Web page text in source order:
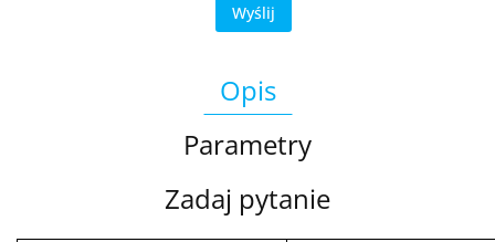
Wyślij
Opis
Parametry
Zadaj pytanie